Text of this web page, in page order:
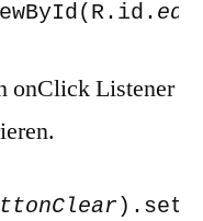
onClick Listener